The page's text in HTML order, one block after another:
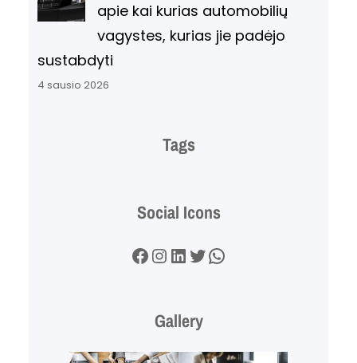
apie kai kurias automobilių
vagystes, kurias jie padėjo
sustabdyti
4 sausio 2026
Tags
Social Icons
Facebook InstagramLinkedIn Twitter WhatsApp
Gallery